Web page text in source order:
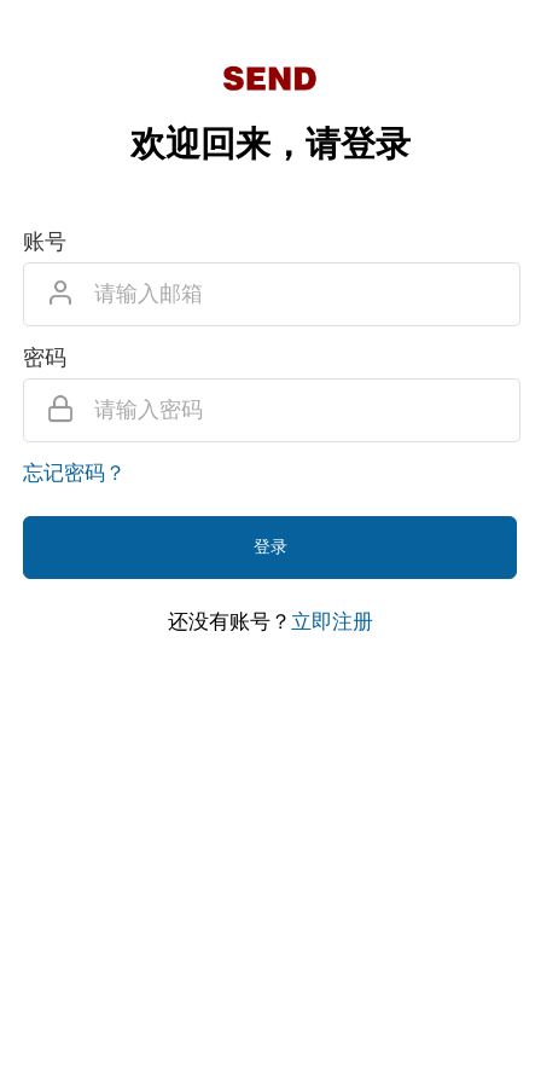
欢迎回来，请登录
账号
密码
忘记密码？
登录
还没有账号？ 立即注册